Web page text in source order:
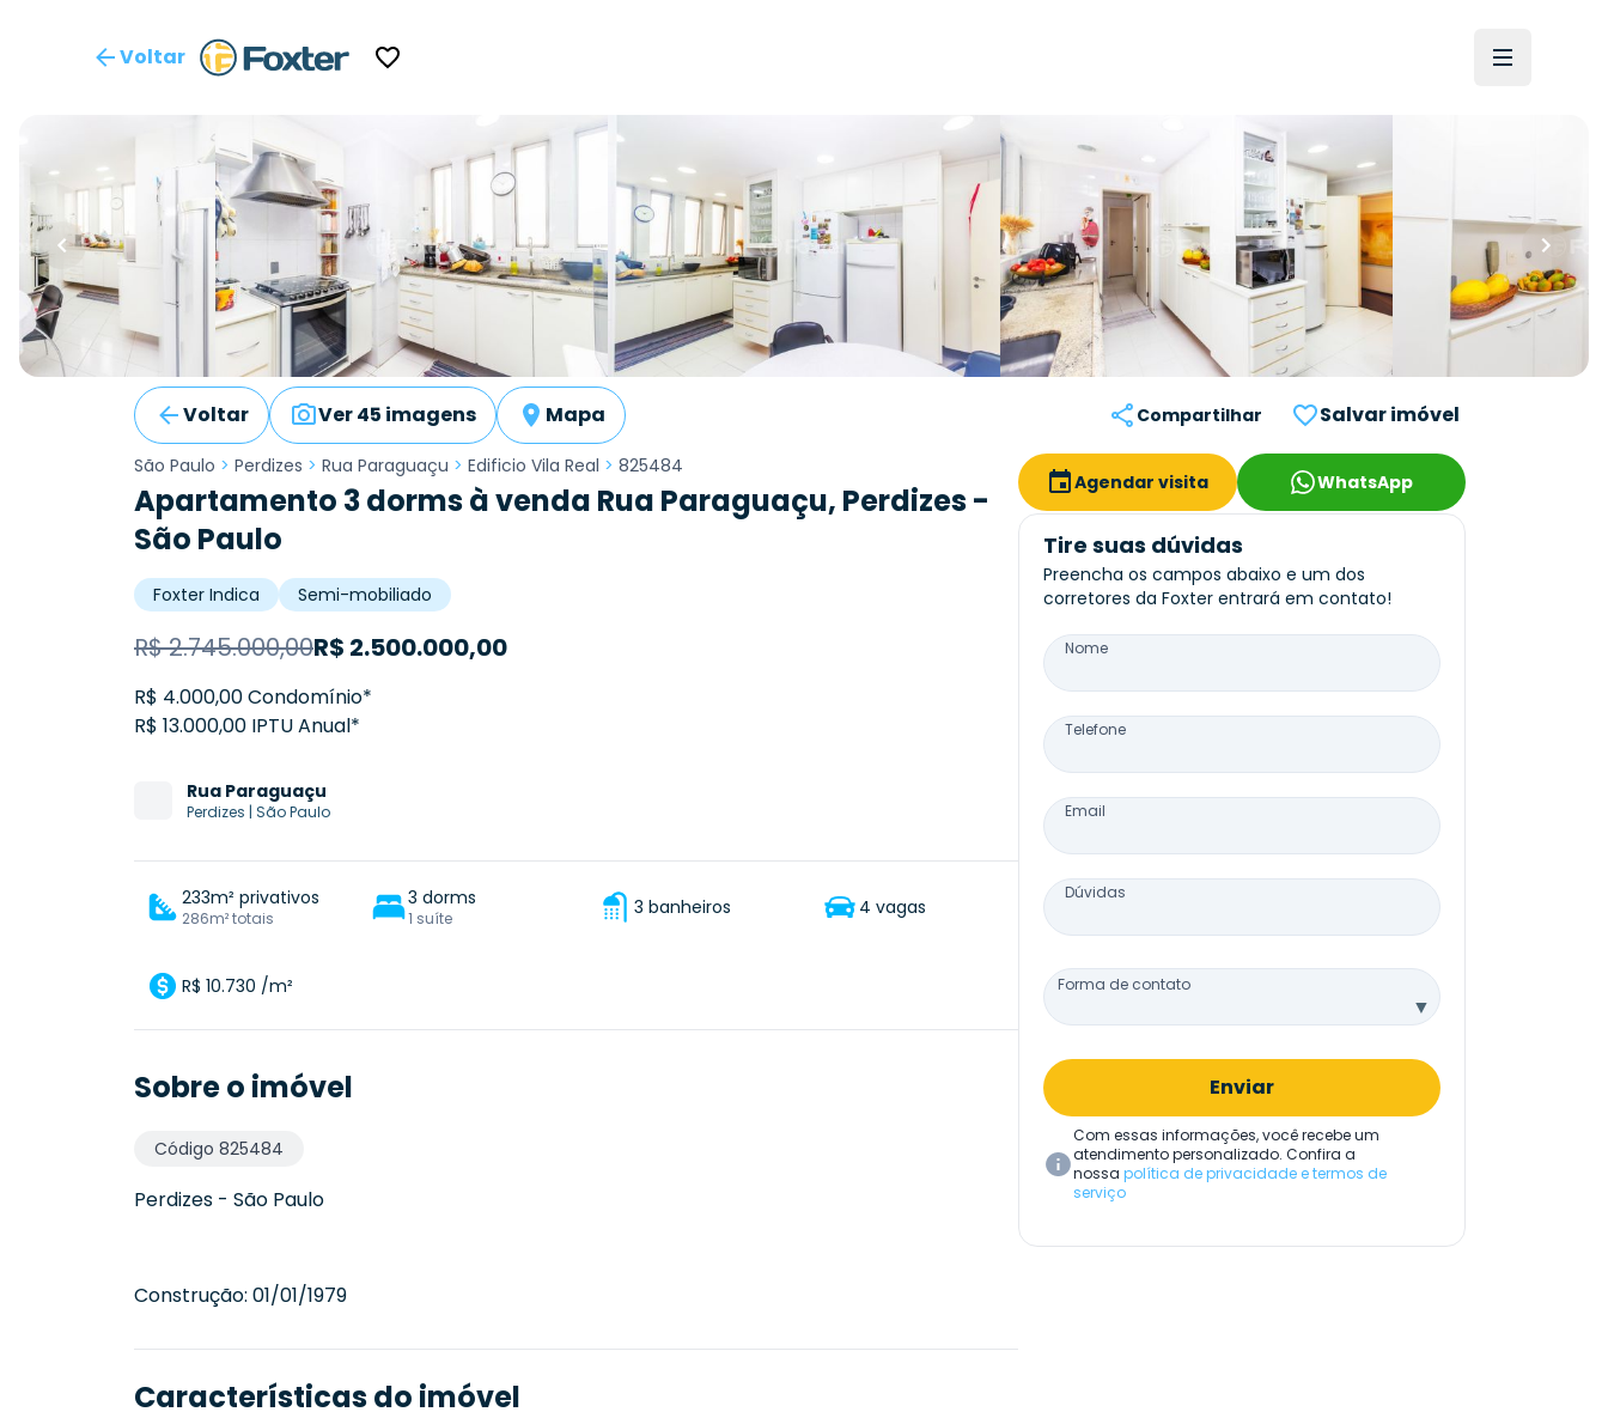
Voltar
Voltar Ver 45 imagens Mapa Compartilhar Salvar imóvel
São Paulo > Perdizes > Rua Paraguaçu > Edificio Vila Real > 825484
Apartamento 3 dorms à venda Rua Paraguaçu, Perdizes -
São Paulo
Foxter Indica Semi-mobiliado
R$2.745.000,00R$ 2.500.000,00
R$ 4.000,00 Condomínio*
R$ 13.000,00 IPTU Anual*
Rua Paraguaçu
Perdizes | São Paulo
233m² privativos
286m² totais
3 dorms
1 suíte 3 banheiros 4 vagas
R$ 10.730 /m²
Sobre o imóvel
Código 825484
Perdizes - São Paulo
Construção: 01/01/1979
Características do imóvel
Agendar visita WhatsApp
Tire suas dúvidas
Preencha os campos abaixo e um dos
corretores da Foxter entrará em contato!
Nome
Telefone
Email
Dúvidas
Forma de contato
▼
Enviar
Com essas informações, você recebe um
atendimento personalizado. Confira a
nossa política de privacidade e termos de
serviço